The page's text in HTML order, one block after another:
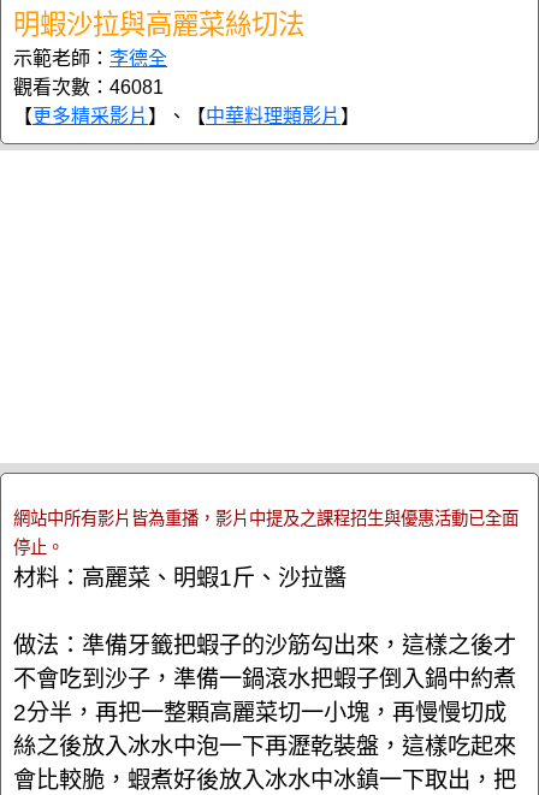
明蝦沙拉與高麗菜絲切法
示範老師： 李德全
觀看次數：46081
【更多精采影片 】、【中華料理類影片 】
網站中所有影片皆為重播，影片中提及之課程招生與優惠活動已全面
停止。
材料：高麗菜、明蝦1斤、沙拉醬
做法：準備牙籤把蝦子的沙筋勾出來，這樣之後才
不會吃到沙子，準備一鍋滾水把蝦子倒入鍋中約煮
2分半，再把一整顆高麗菜切一小塊，再慢慢切成
絲之後放入冰水中泡一下再瀝乾裝盤，這樣吃起來
會比較脆，蝦煮好後放入冰水中冰鎮一下取出，把